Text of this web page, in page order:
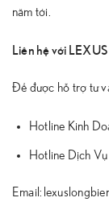
năm tới.
Liên hệ với
Để được hỗ trợ tư
Hotline Kinh
Hotline Dịch Vụ
Email: